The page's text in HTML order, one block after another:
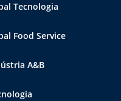
Tecnologia
Food Service
A&B